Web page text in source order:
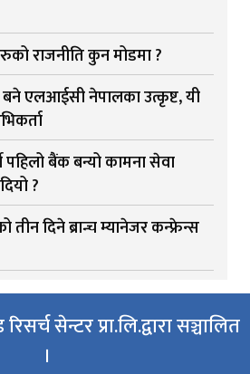
राजनीति कुन मोडमा ?
एलआईसी नेपालका उत्कृष्ट, यी
पहिलो बैंक बन्यो कामना सेवा
?
दिने ब्रान्च म्यानेजर कन्फ्रेन्स
सेन्टर प्रा.लि.द्वारा सञ्चालित
।